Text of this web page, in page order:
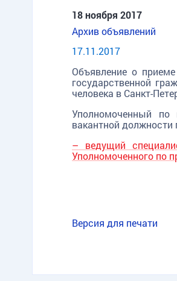
18 ноября 2017
Архив объявлений
17.11.2017
Объявление о
государственной
человека в Санкт-
Уполномоченный по
вакантной должности
– ведущий
Уполномоченного по
Версия для печати